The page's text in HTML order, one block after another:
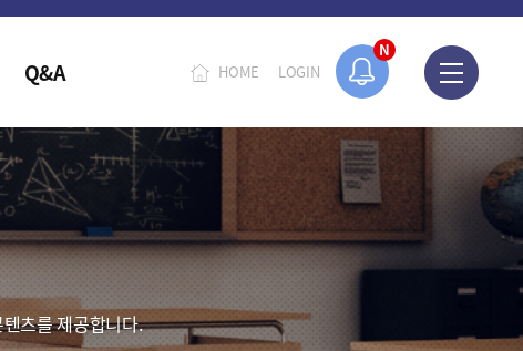
N
HOME LOGIN
Q&A
츠를 제공합니다.